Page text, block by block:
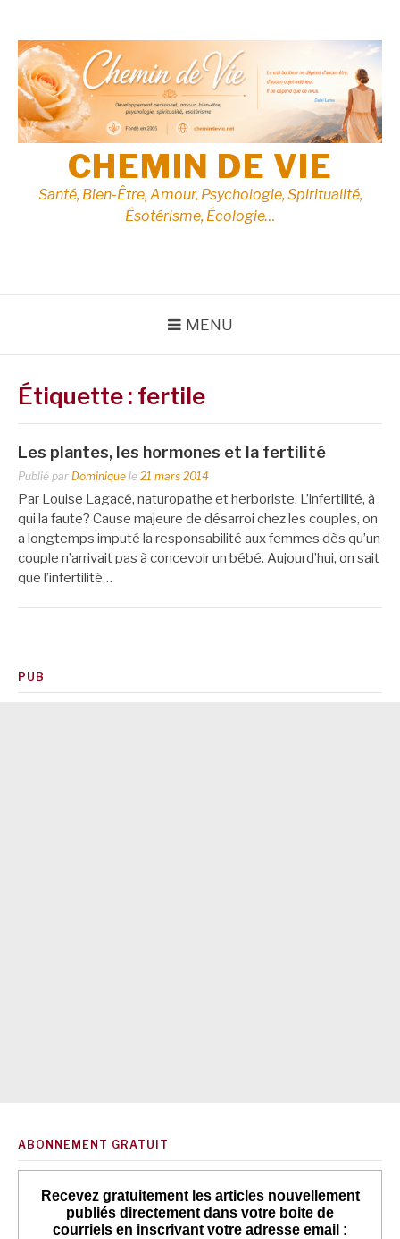
contenu
CHEMIN DE VIE
Santé, Bien-Être, Amour, Psychologie, Spiritualité,
Ésotérisme, Écologie…
MENU
Étiquette : fertile
Les plantes, les hormones et la fertilité
Publié par Dominique le 21 mars 2014
Par Louise Lagacé, naturopathe et herboriste. L’infertilité, à
qui la faute? Cause majeure de désarroi chez les couples, on
a longtemps imputé la responsabilité aux femmes dès qu’un
couple n’arrivait pas à concevoir un bébé. Aujourd’hui, on sait
que l’infertilité…
PUB
ABONNEMENT GRATUIT
Recevez gratuitement les articles nouvellement
publiés directement dans votre boite de
courriels en inscrivant votre adresse email :